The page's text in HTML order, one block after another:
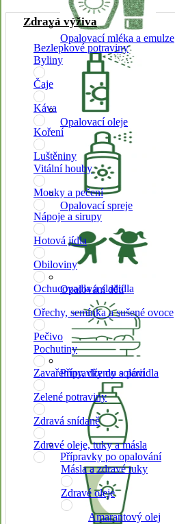
Opalovací mléka a emulze
Opalovací oleje
Opalovací spreje
Opalování dětí
Přípravky do solárií
Přípravky po opalování
Zdravá výživa
Bezlepkové potraviny
Byliny
Čaje
Káva
Koření
Luštěniny
Vitální houby
Mouky a pečení
Nápoje a sirupy
Hotová jídla
Obiloviny
Ochucovadla a sladidla
Ořechy, semínka a sušené ovoce
Pečivo
Pochutiny
Zavařeniny, džemy a povidla
Zelené potraviny
Zdravá snídaně
Zdravé oleje, tuky a másla
Másla a zdravé tuky
Zdravé oleje
Amarantový olej